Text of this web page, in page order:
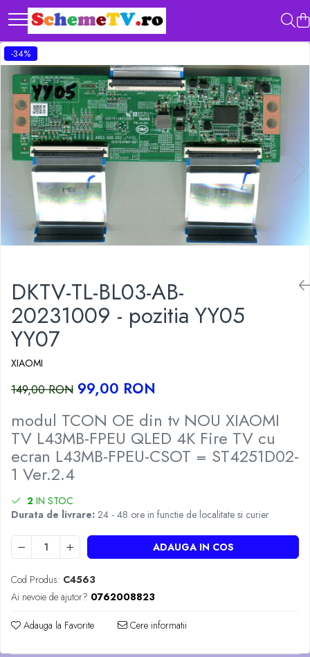
DKTV-TL-BL03-AB-
20231009 - pozitia YY05
YY07
XIAOMI
-34%
149,00 RON 99,00 RON
modul TCON OE din tv NOU XIAOMI
TV L43MB-FPEU QLED 4K Fire TV cu
ecran L43MB-FPEU-CSOT = ST4251D02-
1 Ver.2.4
2 IN STOC
Durata de livrare: 24 - 48 ore in functie de localitate si curier
ADAUGA IN COS
Cod Produs: C4563
Ai nevoie de ajutor? 0762008823
Adauga la Favorite Cere informatii